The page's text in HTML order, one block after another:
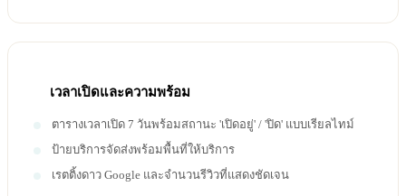
เวลาเปิดและความพร้อม
ตารางเวลาเปิด 7 วันพร้อมสถานะ 'เปิดอยู่' / 'ปิด' แบบเรียลไทม์
ป้ายบริการจัดส่งพร้อมพื้นที่ให้บริการ
เรตติ้งดาว Google และจำนวนรีวิวที่แสดงชัดเจน